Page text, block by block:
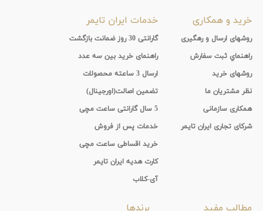
خرید و همکاری
روشهای ارسال و رهگیری
راهنماي ثبت سفارش
روشهای خرید
نظر مشتریان ما
همکاری سازمانی
شرکای تجاری ایران تایمر
خدمات ایران تایمر
گارانتی 30 روز ضمانت بازگشت
راهنمای خرید بین سه عدد
ارسال 3 ساعته محصولات
تضمین اصالت(اورجینال)
5 سال گارانتی ساعت مچی
خدمات پس از فروش
خرید اقساطی ساعت مچی
کارت هدیه ایران تایمر
آی-کلاب
مطالب مفید برندها